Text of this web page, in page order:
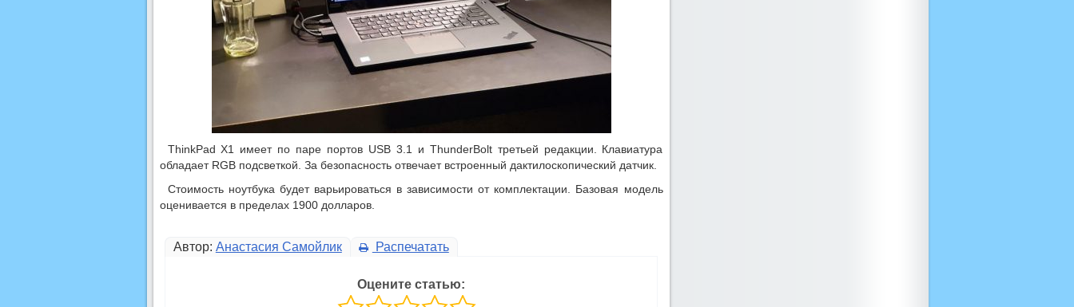
ThinkPad X1 имеет по паре портов USB 3.1 и ThunderBolt третьей редакции. Клавиатура
обладает RGB подсветкой. За безопасность отвечает встроенный дактилоскопический датчик.
Стоимость ноутбука будет варьироваться в зависимости от комплектации. Базовая модель
оценивается в пределах 1900 долларов.
Автор: Анастасия Самойлик Распечатать
Оцените статью: